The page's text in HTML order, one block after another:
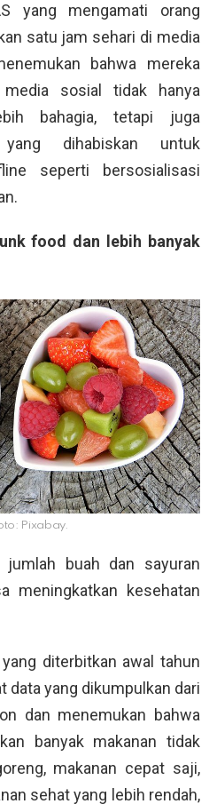
yang mengamati orang
satu jam sehari di media
bahwa mereka
sosial tidak hanya
bahagia, tetapi juga
dihabiskan untuk
seperti bersosialisasi
food dan lebih banyak
Pixabay.
jumlah buah dan sayuran
meningkatkan kesehatan
diterbitkan awal tahun
data yang dikumpulkan dari
dan menemukan bahwa
banyak makanan tidak
makanan cepat saji,
sehat yang lebih rendah,